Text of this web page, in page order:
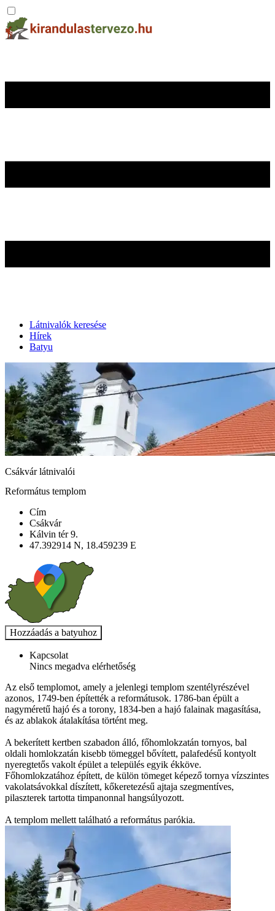
Látnivalók keresése
Hírek
Batyu
Csákvár látnivalói
Református templom
Cím
Csákvár
Kálvin tér 9.
47.392914 N, 18.459239 E
Kapcsolat
Nincs megadva elérhetőség
Az első templomot, amely a jelenlegi templom szentélyrészével
azonos, 1749-ben építették a reformátusok. 1786-ban épült a
nagyméretű hajó és a torony, 1834-ben a hajó falainak magasítása,
és az ablakok átalakítása történt meg.
A bekerített kertben szabadon álló, főhomlokzatán tornyos, bal
oldali homlokzatán kisebb tömeggel bővített, palafedésű kontyolt
nyeregtetős vakolt épület a település egyik ékköve.
Főhomlokzatához épített, de külön tömeget képező tornya vízszintes
vakolatsávokkal díszített, kőkeretezésű ajtaja szegmentíves,
pilaszterek tartotta timpanonnal hangsúlyozott.
A templom mellett található a református parókia.